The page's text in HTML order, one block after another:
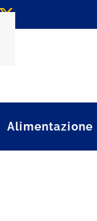
Alimentazione